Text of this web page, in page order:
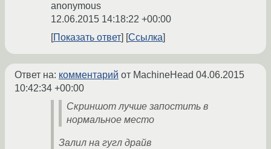
anonymous
12.06.2015 14:18:22 +00:00
Показать ответ
Ссылка
Ответ на: комментарий от MachineHead 04.06.2015
10:42:34 +00:00
Скриншот лучше запостить в
нормальное место
Залил на гугл драйв